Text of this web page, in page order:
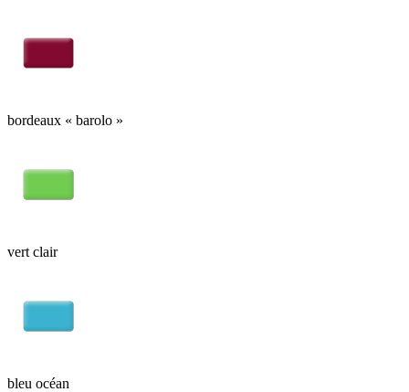
bordeaux « barolo »
vert clair
bleu océan